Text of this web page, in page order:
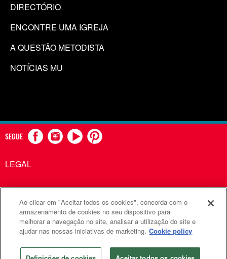
DIRECTÓRIO
ENCONTRE UMA IGREJA
A QUESTÃO METODISTA
NOTÍCIAS MU
SEGUE
LEGAL
Comunicações Metodistas Unidas é uma agência da Igreja
Metodista Unida
©2026 Comunicações Metodistas Unidas. Todos os direitos
reservados
Ao clicar em "Aceitar todos os cookies", concorda com o
armazenamento de cookies no seu dispositivo para
melhorar a navegação no site, analisar a utilização do site e
ajudar nas nossas iniciativas de marketing. Cookie policy